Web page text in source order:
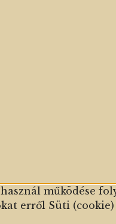
működése
erről Süti (cookie)